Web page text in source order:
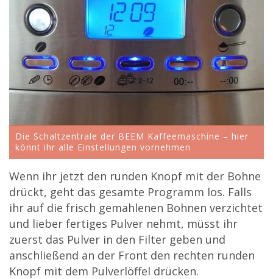
Die Schaltzentrale der BEEM Kaffeemaschine – hier
könnt ihr alle Einstellungen vornehmen
Wenn ihr jetzt den runden Knopf mit der Bohne
drückt, geht das gesamte Programm los. Falls
ihr auf die frisch gemahlenen Bohnen verzichtet
und lieber fertiges Pulver nehmt, müsst ihr
zuerst das Pulver in den Filter geben und
anschließend an der Front den rechten runden
Knopf mit dem Pulverlöffel drücken.